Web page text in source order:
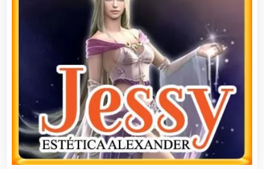
Alimentos
Almacenaje
Alquiler de Autos
Alquiler de Equipos para Fiestas